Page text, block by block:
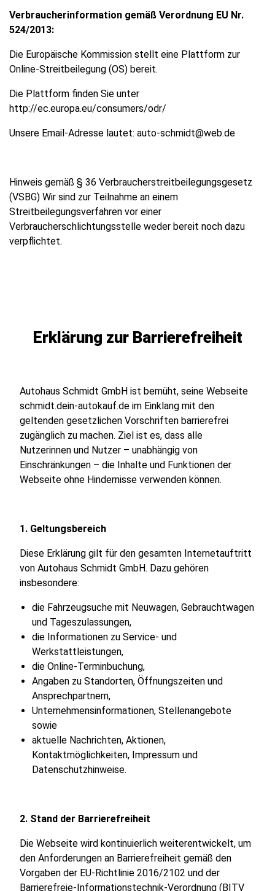
Verbraucherinformation gemäß Verordnung EU Nr.
524/2013:
Die Europäische Kommission stellt eine Plattform zur
Online-Streitbeilegung (OS) bereit.
Die Plattform finden Sie unter
http://ec.europa.eu/consumers/odr/
Unsere Email-Adresse lautet: auto-schmidt@web.de
Hinweis gemäß § 36 Verbraucherstreitbeilegungsgesetz
(VSBG) Wir sind zur Teilnahme an einem
Streitbeilegungsverfahren vor einer
Verbraucherschlichtungsstelle weder bereit noch dazu
verpflichtet.
Erklärung zur Barrierefreiheit
Autohaus Schmidt GmbH ist bemüht, seine Webseite
schmidt.dein-autokauf.de im Einklang mit den
geltenden gesetzlichen Vorschriften barrierefrei
zugänglich zu machen. Ziel ist es, dass alle
Nutzerinnen und Nutzer – unabhängig von
Einschränkungen – die Inhalte und Funktionen der
Webseite ohne Hindernisse verwenden können.
1. Geltungsbereich
Diese Erklärung gilt für den gesamten Internetauftritt
von Autohaus Schmidt GmbH. Dazu gehören
insbesondere:
die Fahrzeugsuche mit Neuwagen, Gebrauchtwagen
und Tageszulassungen,
die Informationen zu Service- und
Werkstattleistungen,
die Online-Terminbuchung,
Angaben zu Standorten, Öffnungszeiten und
Ansprechpartnern,
Unternehmensinformationen, Stellenangebote
sowie
aktuelle Nachrichten, Aktionen,
Kontaktmöglichkeiten, Impressum und
Datenschutzhinweise.
2. Stand der Barrierefreiheit
Die Webseite wird kontinuierlich weiterentwickelt, um
den Anforderungen an Barrierefreiheit gemäß den
Vorgaben der EU-Richtlinie 2016/2102 und der
Barrierefreie-Informationstechnik-Verordnung (BITV